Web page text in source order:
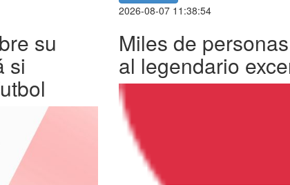
2026-08-07 11:38:54
su
si
Miles de
al legendario